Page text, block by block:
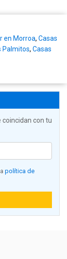
en Morroa, Casas
Palmitos, Casas
coincidan con tu
política de